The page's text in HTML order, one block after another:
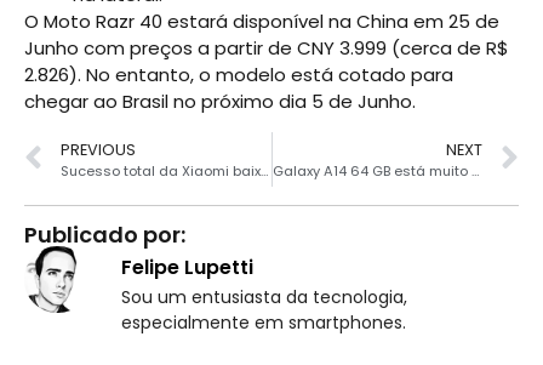
O Moto Razr 40 estará disponível na China em 25 de
Junho com preços a partir de CNY 3.999 (cerca de R$
2.826). No entanto, o modelo está cotado para
chegar ao Brasil no próximo dia 5 de Junho.
PREVIOUS
Sucesso total da Xiaomi baixou na Amazon Brasil
NEXT
Galaxy A14 64 GB está muito barato agora a R$ 869
Publicado por:
Felipe Lupetti
Sou um entusiasta da tecnologia,
especialmente em smartphones.